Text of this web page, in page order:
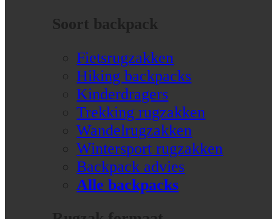
Soort backpack
Fietsrugzakken
Hiking backpacks
Kinderdragers
Trekking rugzakken
Wandelrugzakken
Wintersport rugzakken
Backpack advies
Alle backpacks